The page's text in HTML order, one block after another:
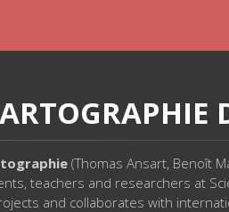
(Thomas Ansart, Benoît
teachers and researchers at
and collaborates with